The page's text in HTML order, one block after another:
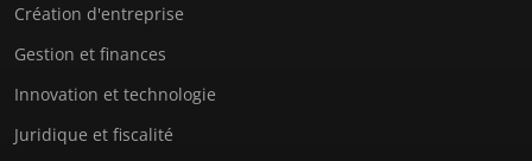
Création d'entreprise
Gestion et finances
Innovation et technologie
Juridique et fiscalité